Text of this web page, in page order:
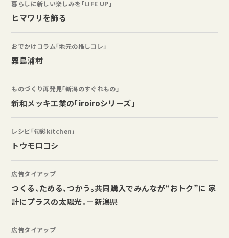
暮らしに新しい楽しみを「LIFE UP」
ヒマワリを飾る
おでかけコラム「地元の推しコレ」
粟島浦村
ものづくり再発見「新潟のすぐれもの」
新和メッキ工業の「iroiroシリーズ」
レシピ「旬彩kitchen」
トウモロコシ
広告タイアップ
つくる、ためる、つかう。共同購入でみんなが“おトク”に 家
計にプラスの太陽光。－新潟県
広告タイアップ